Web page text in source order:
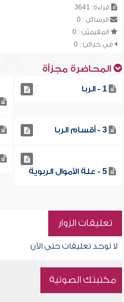
قراءة: 3641
الرسائل : 0
المقيميّن : 0
في خزائن : 0
المحاضرة مجزأة
1 - الربا
3 - أقسام الربا
5 - علة الأموال الربوية
تعليقات الزوار
لا توجد تعليقات حتى الآن
مكتبتك الصوتية